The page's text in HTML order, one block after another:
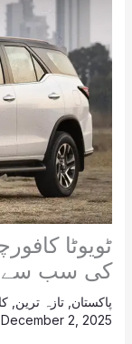
ٹويوٹا
کی سب سے
پاکستان تازہ ترین
December 2, 2025